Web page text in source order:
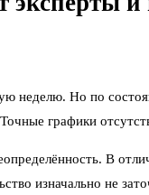
неделю. Но по
графики
В
изначально не